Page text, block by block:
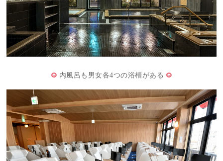
内風呂も男女各4つの浴槽がある